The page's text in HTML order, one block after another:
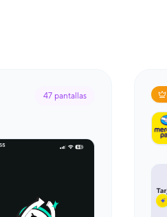
47 pantallas